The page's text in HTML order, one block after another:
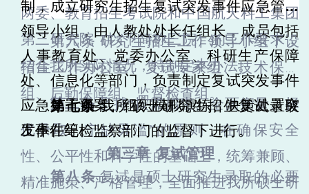
两委、教育招生考试院和中国航天科工集团
第三研究院（以下简称三院）的工作要求，
结合我所实际情况，特制定本办法。
第二条 坚持“按需招生、全面衡量、择
优录取、宁缺毋滥”的原则，在确保安全
性、公平性和科学性的基础上，统筹兼顾、
精准施策、严格管理，全面推进我所硕士研
制，成立研究生招生复试突发事件应急管理
领导小组，由人教处处长任组长，成员包括
人事教育处、党委办公室、科研生产保障
处、信息化等部门，负责制定复试突发事件
应急处置预案、组织模拟演练、决策处置突
发事件等。
第六条 研究生招生工作领导小组下设
招生工作办公室、复试专家组、技术保障
组、后勤保障组、监督检查组。
第七条 我所硕士研究生招生复试录取
工作在纪检监察部门的监督下进行。
第三章 复试管理
第八条 复试是硕士研究生录取的必要